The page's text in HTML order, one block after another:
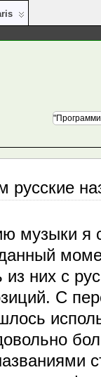
русские
музыки я
них с
С